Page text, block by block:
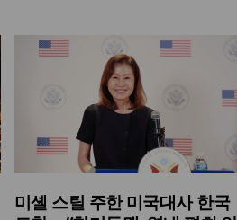
미셸 스틸 주한 미국대사 한국